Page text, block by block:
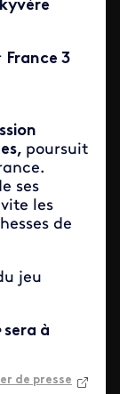
France 3
poursuit
ses
les
de
jeu
sera à
de presse